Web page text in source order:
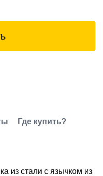
Где купить?
из стали с язычком из